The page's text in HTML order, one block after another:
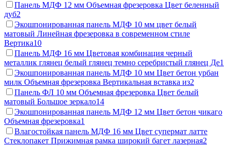
Панель МДФ 12 мм Объемная фрезеровка Цвет беленный
дуб2
Экошпонированная панель МДФ 10 мм цвет белый
матовый Линейная фрезеровка в современном стиле
Вертика10
Панель МДФ 16 мм Цветовая комбинация черный
металлик глянец белый глянец темно серебристый глянец Де1
Экошпонированная панель МДФ 10 мм Цвет бетон урбан
милк Объемная фрезеровка Вертикальная вставка из2
Панель ФЛ 10 мм Объемная фрезеровка Цвет белый
матовый Большое зеркало14
Экошпонированная панель МДФ 12 мм Цвет бетон чикаго
Объемная фрезеровка1
Влагостойкая панель МДФ 16 мм Цвет супермат латте
Стеклопакет Прижимная рамка широкий багет лазерная2